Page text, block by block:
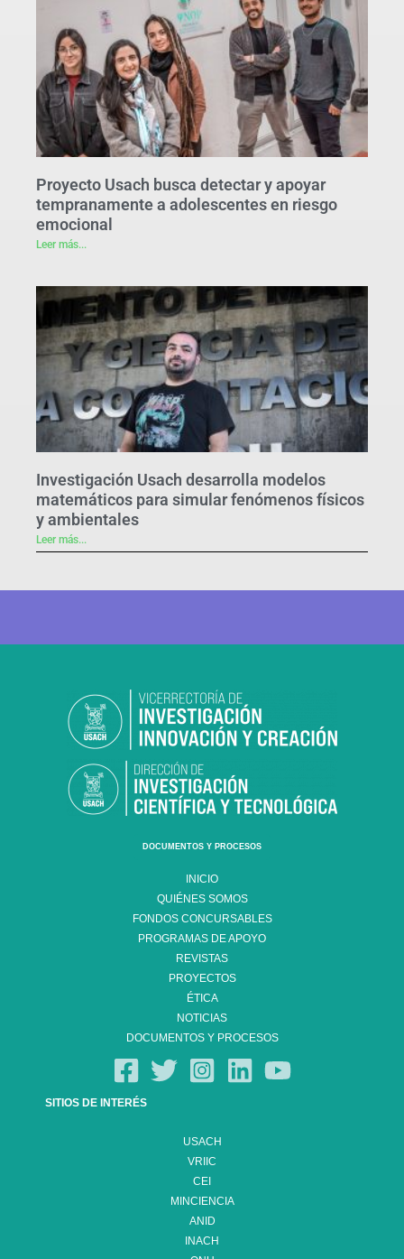
Proyecto Usach busca detectar y apoyar
tempranamente a adolescentes en riesgo
emocional
Leer más...
Investigación Usach desarrolla modelos
matemáticos para simular fenómenos físicos
y ambientales
Leer más...
DOCUMENTOS Y PROCESOS
INICIO
QUIÉNES SOMOS
FONDOS CONCURSABLES
PROGRAMAS DE APOYO
REVISTAS
PROYECTOS
ÉTICA
NOTICIAS
DOCUMENTOS Y PROCESOS
SITIOS DE INTERÉS
USACH
VRIIC
CEI
MINCIENCIA
ANID
INACH